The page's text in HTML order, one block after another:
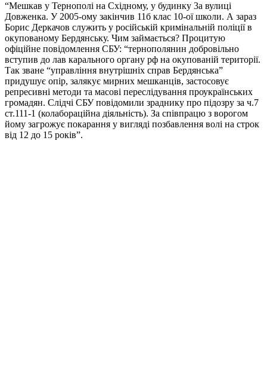
“Мешкав у Тернополі на Східному, у будинку 3а вулиці
Довженка. У 2005-ому закінчив 11б клас 10-ої школи. А зараз
Борис Деркачов служить у російській кримінальній поліції в
окупованому Бердянську. Чим займається? Процитую
офіційне повідомлення СБУ: “тернополянин добровільно
вступив до лав карального органу рф на окупованій території.
Так зване “управління внутрішніх справ Бердянська”
придушує опір, залякує мирних мешканців, застосовує
репресивні методи та масові переслідування проукраїнських
громадян. Слідчі СБУ повідомили зраднику про підозру за ч.7
ст.111-1 (колабораційна діяльність). За співпрацю з ворогом
йому загрожує покарання у вигляді позбавлення волі на строк
від 12 до 15 років”.